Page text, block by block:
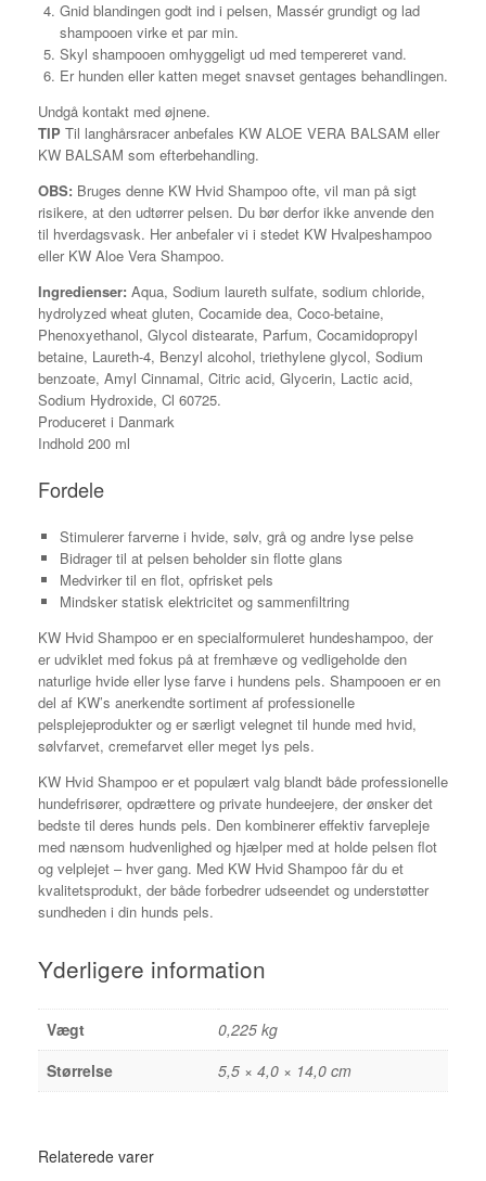
Gnid blandingen godt ind i pelsen, Massér grundigt og lad
shampooen virke et par min.
Skyl shampooen omhyggeligt ud med tempereret vand.
Er hunden eller katten meget snavset gentages behandlingen.
Undgå kontakt med øjnene.
TIP Til langhårsracer anbefales KW ALOE VERA BALSAM eller
KW BALSAM som efterbehandling.
OBS: Bruges denne KW Hvid Shampoo ofte, vil man på sigt
risikere, at den udtørrer pelsen. Du bør derfor ikke anvende den
til hverdagsvask. Her anbefaler vi i stedet KW Hvalpeshampoo
eller KW Aloe Vera Shampoo.
Ingredienser: Aqua, Sodium laureth sulfate, sodium chloride,
hydrolyzed wheat gluten, Cocamide dea, Coco-betaine,
Phenoxyethanol, Glycol distearate, Parfum, Cocamidopropyl
betaine, Laureth-4, Benzyl alcohol, triethylene glycol, Sodium
benzoate, Amyl Cinnamal, Citric acid, Glycerin, Lactic acid,
Sodium Hydroxide, Cl 60725.
Produceret i Danmark
Indhold 200 ml
Fordele
Stimulerer farverne i hvide, sølv, grå og andre lyse pelse
Bidrager til at pelsen beholder sin flotte glans
Medvirker til en flot, opfrisket pels
Mindsker statisk elektricitet og sammenfiltring
KW Hvid Shampoo er en specialformuleret hundeshampoo, der
er udviklet med fokus på at fremhæve og vedligeholde den
naturlige hvide eller lyse farve i hundens pels. Shampooen er en
del af KW’s anerkendte sortiment af professionelle
pelsplejeprodukter og er særligt velegnet til hunde med hvid,
sølvfarvet, cremefarvet eller meget lys pels.
KW Hvid Shampoo er et populært valg blandt både professionelle
hundefrisører, opdrættere og private hundeejere, der ønsker det
bedste til deres hunds pels. Den kombinerer effektiv farvepleje
med nænsom hudvenlighed og hjælper med at holde pelsen flot
og velplejet – hver gang. Med KW Hvid Shampoo får du et
kvalitetsprodukt, der både forbedrer udseendet og understøtter
sundheden i din hunds pels.
Yderligere information
Vægt
0,225 kg
Størrelse
5,5 × 4,0 × 14,0 cm
Relaterede varer